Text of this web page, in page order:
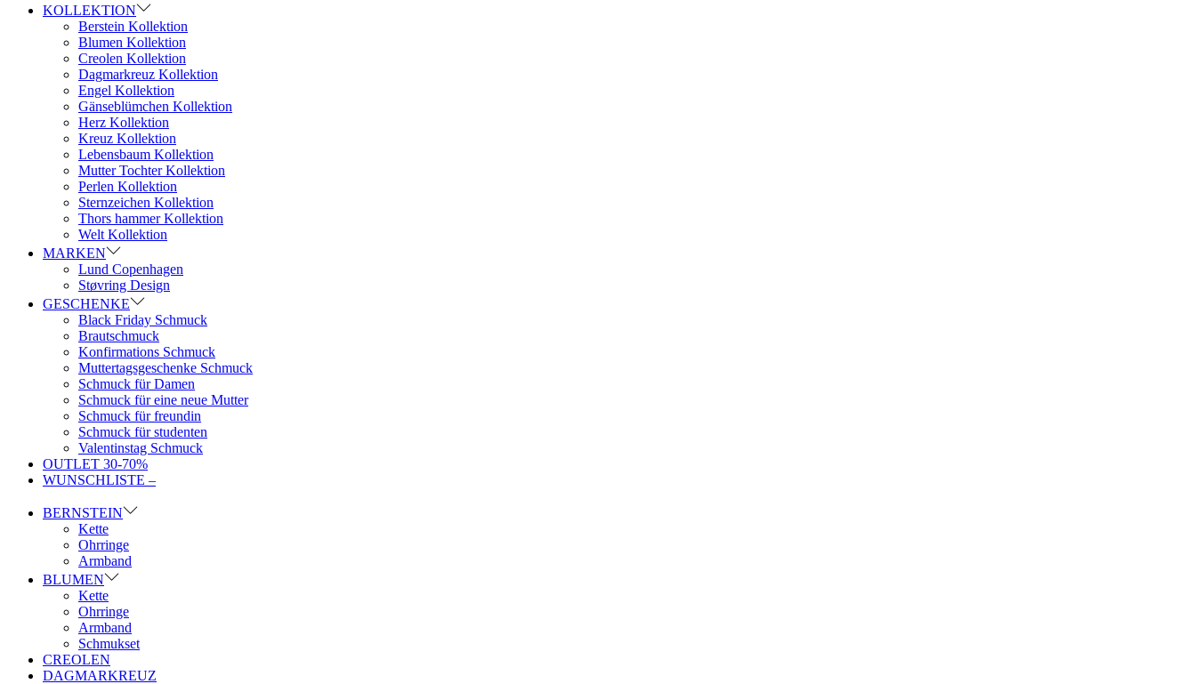
KOLLEKTION
Berstein Kollektion
Blumen Kollektion
Creolen Kollektion
Dagmarkreuz Kollektion
Engel Kollektion
Gänseblümchen Kollektion
Herz Kollektion
Kreuz Kollektion
Lebensbaum Kollektion
Mutter Tochter Kollektion
Perlen Kollektion
Sternzeichen Kollektion
Thors hammer Kollektion
Welt Kollektion
MARKEN
Lund Copenhagen
Støvring Design
GESCHENKE
Black Friday Schmuck
Brautschmuck
Konfirmations Schmuck
Muttertagsgeschenke Schmuck
Schmuck für Damen
Schmuck für eine neue Mutter
Schmuck für freundin
Schmuck für studenten
Valentinstag Schmuck
OUTLET 30-70%
WUNSCHLISTE –
BERNSTEIN
Kette
Ohrringe
Armband
BLUMEN
Kette
Ohrringe
Armband
Schmukset
CREOLEN
DAGMARKREUZ